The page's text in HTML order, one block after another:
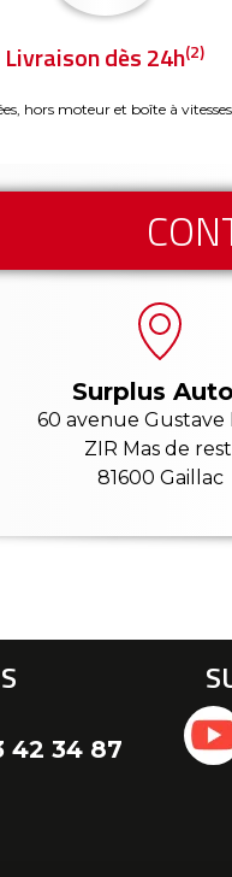
Livraison dès 24h(2)
hors moteur et boîte à
Surplus
60 avenue Gustave
ZIR Mas de
81600 Gaillac
42 34 87